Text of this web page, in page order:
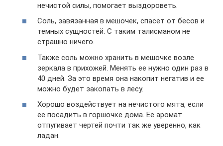
нечистой силы, помогает выздороветь.
Соль, завязанная в мешочек, спасет от бесов и
темных сущностей. С таким талисманом не
страшно ничего.
Также соль можно хранить в мешочке возле
зеркала в прихожей. Менять ее нужно один раз в
40 дней. За это время она накопит негатив и ее
можно будет закопать в лесу.
Хорошо воздействует на нечистого мята, если
ее посадить в горшочке дома. Ее аромат
отпугивает чертей почти так же уверенно, как
ладан.